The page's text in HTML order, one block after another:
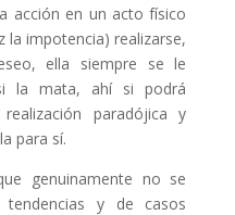
acción en un acto físico
la impotencia) realizarse,
ella siempre se le
la mata, ahí si podrá
paradójica y
para sí.
genuinamente no se
y de casos